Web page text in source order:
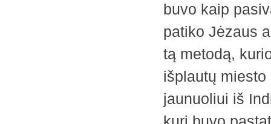
buvo kaip
patiko Jėzaus
tą metodą,
išplautų
jaunuoliui iš